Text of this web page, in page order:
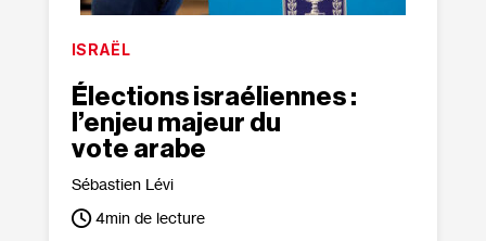
ISRAËL
Élections israéliennes :
l’enjeu majeur du
vote arabe
Sébastien Lévi
4min de lecture